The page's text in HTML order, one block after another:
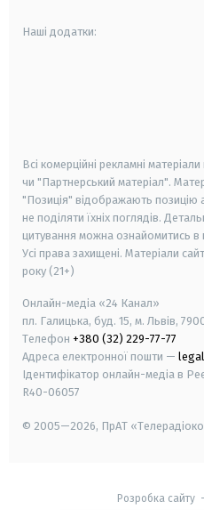
Наші додатки:
Всі комерційні рекламні
чи "Партнерський матеріал".
"Позиція" відображають позицію
не поділяти їхніх поглядів.
цитування можна ознайомитись в
Усі права захищені. Матеріали
року (21+)
Онлайн-медіа «24 Канал»
пл. Галицька, буд. 15, м. Львів,
Телефон +380 (32) 229-77-77
Адреса електронної пошти —
Ідентифікатор онлайн-медіа в
R40-06057
© 2005—2026, ПрАТ
Розробка сайту-